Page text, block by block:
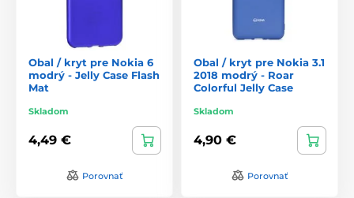
Obal / kryt pre Nokia 6
modrý - Jelly Case Flash
Mat
Skladom
4,49 €
Porovnať
Obal / kryt pre Nokia 3.1
2018 modrý - Roar
Colorful Jelly Case
Skladom
4,90 €
Porovnať